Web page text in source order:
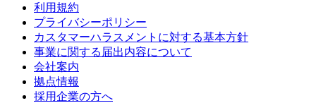
利用規約
プライバシーポリシー
カスタマーハラスメントに対する基本方針
事業に関する届出内容について
会社案内
拠点情報
採用企業の方へ